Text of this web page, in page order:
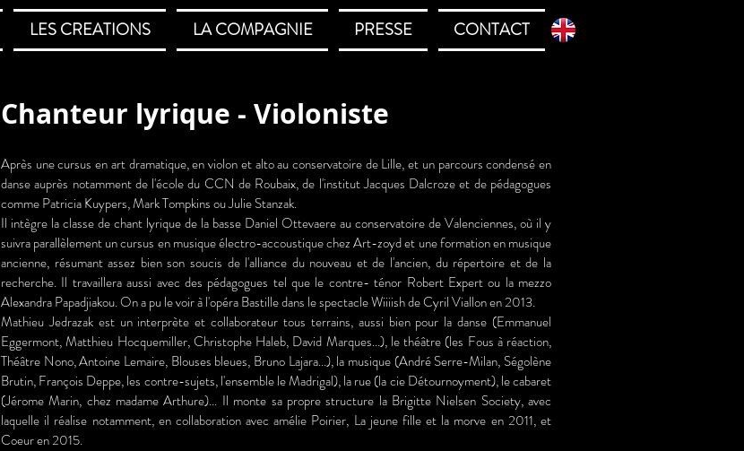
LES CREATIONS LA COMPAGNIE PRESSE CONTACT
Chanteur lyrique - Violoniste
Après une cursus en art dramatique, en violon et alto au conservatoire de Lille, et un parcours condensé en
danse auprès notamment de l'école du CCN de Roubaix, de l'institut Jacques Dalcroze et de pédagogues
comme Patricia Kuypers, Mark Tompkins ou Julie Stanzak.
Il intègre la classe de chant lyrique de la basse Daniel Ottevaere au conservatoire de Valenciennes, où il y
suivra parallèlement un cursus en musique électro-accoustique chez Art-zoyd et une formation en musique
ancienne, résumant assez bien son soucis de l'alliance du nouveau et de l'ancien, du répertoire et de la
recherche. Il travaillera aussi avec des pédagogues tel que le contre- ténor Robert Expert ou la mezzo
Alexandra Papadjiakou. On a pu le voir à l'opéra Bastille dans le spectacle Wiiiish de Cyril Viallon en 2013.
Mathieu Jedrazak est un interprète et collaborateur tous terrains, aussi bien pour la danse (Emmanuel
Eggermont, Matthieu Hocquemiller, Christophe Haleb, David Marques...), le théâtre (les Fous à réaction,
Théâtre Nono, Antoine Lemaire, Blouses bleues, Bruno Lajara...), la musique (André Serre-Milan, Ségolène
Brutin, François Deppe, les contre-sujets, l'ensemble le Madrigal), la rue (la cie Détournoyment), le cabaret
(Jérome Marin, chez madame Arthure)... Il monte sa propre structure la Brigitte Nielsen Society, avec
laquelle il réalise notamment, en collaboration avec amélie Poirier, La jeune fille et la morve en 2011, et
Coeur en 2015.